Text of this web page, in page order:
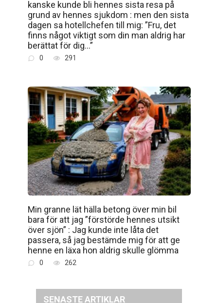
kanske kunde bli hennes sista resa på
grund av hennes sjukdom : men den sista
dagen sa hotellchefen till mig: ”Fru, det
finns något viktigt som din man aldrig har
berättat för dig…”
0 291
Min granne lät hälla betong över min bil
bara för att jag ”förstörde hennes utsikt
över sjön” : Jag kunde inte låta det
passera, så jag bestämde mig för att ge
henne en läxa hon aldrig skulle glömma
0 262
SENASTE ARTIKLAR